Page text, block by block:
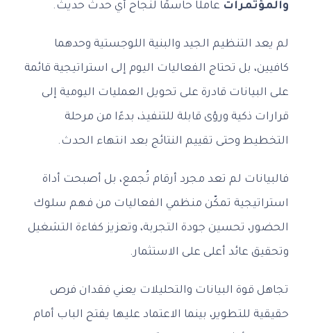
والمؤتمرات عاملًا حاسمًا لنجاح أي حدث حديث.
لم يعد التنظيم الجيد والبنية اللوجستية وحدهما
كافيين، بل تحتاج الفعاليات اليوم إلى استراتيجية قائمة
على البيانات قادرة على تحويل العمليات اليومية إلى
قرارات ذكية ورؤى قابلة للتنفيذ، بدءًا من مرحلة
التخطيط وحتى تقييم النتائج بعد انتهاء الحدث.
فالبيانات لم تعد مجرد أرقام تُجمع، بل أصبحت أداة
استراتيجية تمكّن منظمي الفعاليات من فهم سلوك
الحضور، تحسين جودة التجربة، وتعزيز كفاءة التشغيل
وتحقيق عائد أعلى على الاستثمار.
تجاهل قوة البيانات والتحليلات يعني فقدان فرص
حقيقية للتطوير، بينما الاعتماد عليها يفتح الباب أمام